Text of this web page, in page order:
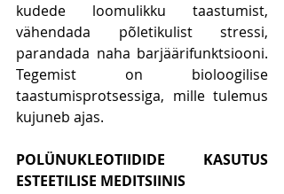
kudede loomulikku taastumist,
vähendada põletikulist stressi,
parandada naha barjäärifunktsiooni.
Tegemist on bioloogilise
taastumisprotsessiga, mille tulemus
kujuneb ajas.
POLÜNUKLEOTIIDIDE KASUTUS
ESTEETILISE MEDITSIINIS